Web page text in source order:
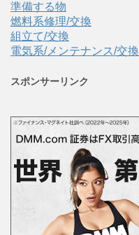
準備する物
燃料系修理/交換
組立て/交換
電気系/メンテナンス/交換
スポンサーリンク